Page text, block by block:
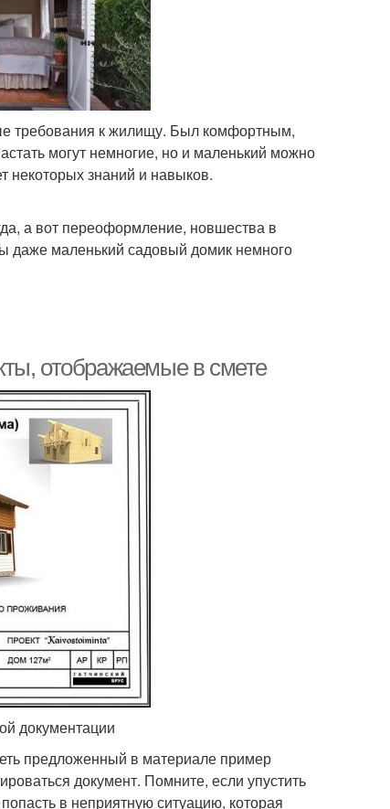
требования к жилищу. Был комфортным,
могут немногие, но и маленький можно
некоторых знаний и навыков.
а вот переоформление, новшества в
даже маленький садовый домик немного
отображаемые в смете
документации
предложенный в материале пример
документ. Помните, если упустить
в неприятную ситуацию, которая